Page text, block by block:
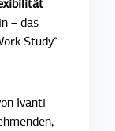
– das
Study“
Ivanti